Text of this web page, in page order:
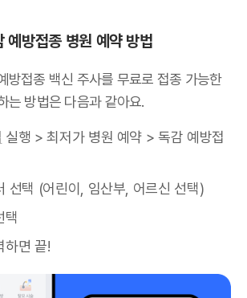
예방접종 병원 예약 방법
방접종 백신 주사를 무료로 접종 가능한
는 방법은 다음과 같아요.
실행 > 최저가 병원 예약 > 독감 예방접
선택 (어린이, 임산부, 어르신 선택)
택
하면 끝!